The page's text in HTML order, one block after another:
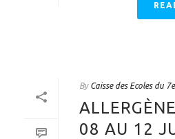
By Caisse des Ecoles du 7e
08 AU 12